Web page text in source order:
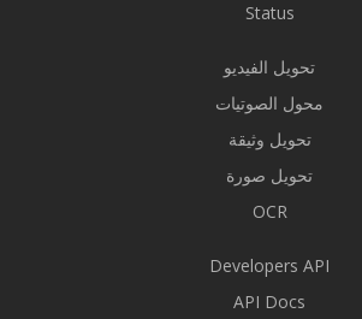
Status
تحويل الفيديو
محول الصوتيات
تحويل وثيقة
تحويل صورة
OCR
Developers API
API Docs